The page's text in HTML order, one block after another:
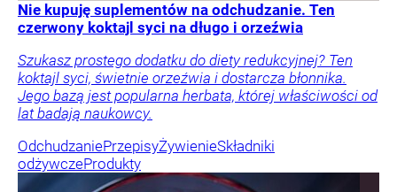
Nie kupuję suplementów na odchudzanie. Ten
czerwony koktajl syci na długo i orzeźwia
Szukasz prostego dodatku do diety redukcyjnej? Ten
koktajl syci, świetnie orzeźwia i dostarcza błonnika.
Jego bazą jest popularna herbata, której właściwości od
lat badają naukowcy.
OdchudzaniePrzepisyŻywienieSkładniki
odżywczeProdukty